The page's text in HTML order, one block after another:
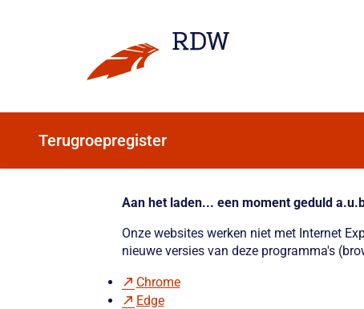
Terugroepregister
Aan het laden... een moment geduld
Onze websites werken niet met Internet
nieuwe versies van deze programma's
Chrome
Edge